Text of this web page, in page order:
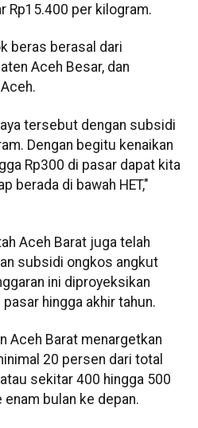
Rp15.400 per kilogram.
beras berasal dari
Aceh Besar, dan
tersebut dengan subsidi
Dengan begitu kenaikan
Rp300 di pasar dapat kita
berada di bawah HET,"
Aceh Barat juga telah
subsidi ongkos angkut
ini diproyeksikan
hingga akhir tahun.
Aceh Barat menargetkan
20 persen dari total
sekitar 400 hingga 500
bulan ke depan.